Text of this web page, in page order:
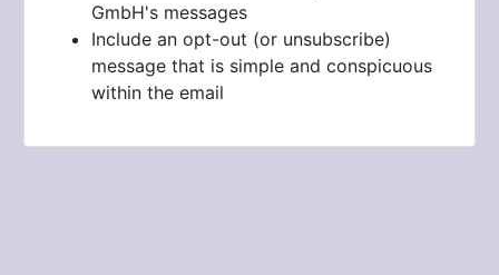
GmbH's messages
Include an opt-out (or unsubscribe)
message that is simple and conspicuous
within the email